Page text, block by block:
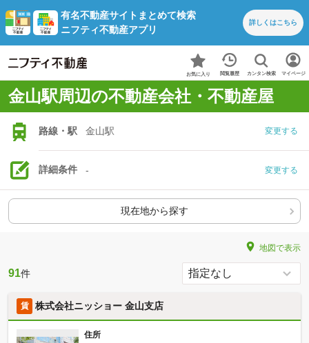
有名不動産サイトまとめて検索
ニフティ不動産アプリ
詳しくはこちら
お気に入り 閲覧履歴 カンタン検索 マイページ
金山駅周辺の不動産会社・不動産屋
路線・駅 金山駅 変更する
詳細条件 - 変更する
現在地から探す
地図で表示
91件
賃 株式会社ニッショー 金山支店
住所